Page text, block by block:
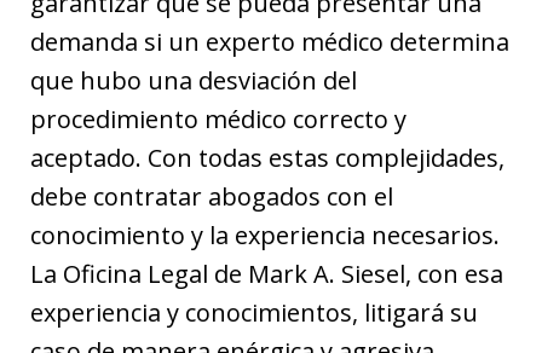
demanda si un experto médico determina
que hubo una desviación del
procedimiento médico correcto y
aceptado. Con todas estas complejidades,
debe contratar abogados con el
conocimiento y la experiencia necesarios.
La Oficina Legal de Mark A. Siesel, con esa
experiencia y conocimientos, litigará su